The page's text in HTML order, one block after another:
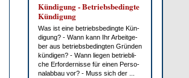
Kün­di­gung - Be­triebs­be­ding­te
Kün­di­gung
Was ist ei­ne be­triebs­be­ding­te Kün­
di­gung? - Wann kann Ihr Ar­beit­ge­
ber aus be­triebs­be­ding­ten Grün­den
kün­di­gen? - Wann lie­gen be­trieb­li­
che Er­for­der­nis­se für ei­nen Per­so­
nal­ab­bau vor? - Muss sich der ...